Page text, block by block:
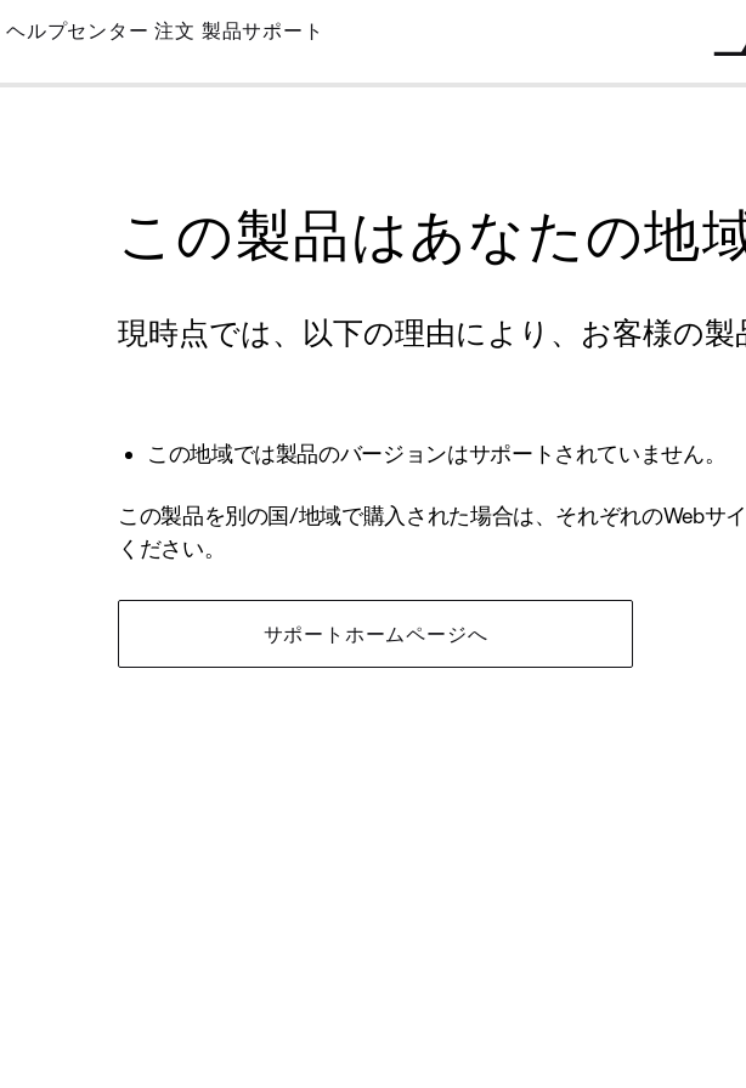
Skip
Main
ヘルプセンター 注文 製品サポート
この製品はあなたの地
現時点では、以下の理由により、お客様の
この地域では製品のバージョンはサポートされていません。
この製品を別の国/地域で購入された場合は、それぞれのWebサ
ください。
サポートホームページへ